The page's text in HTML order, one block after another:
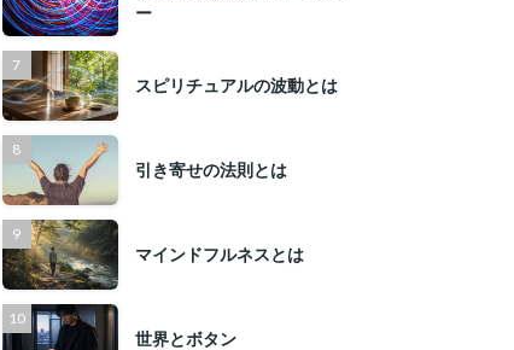
ー
スピリチュアルの波動とは
引き寄せの法則とは
マインドフルネスとは
世界とボタン